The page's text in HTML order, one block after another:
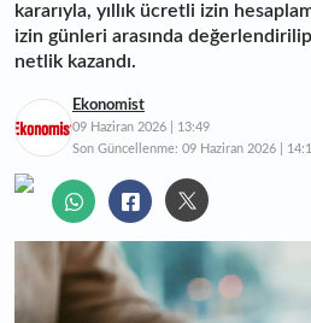
kararıyla, yıllık ücretli izin
izin günleri arasında
netlik kazandı.
Ekonomist
09 Haziran 2026 | 13:49
Son Güncellenme: 09 Haziran 2026 |